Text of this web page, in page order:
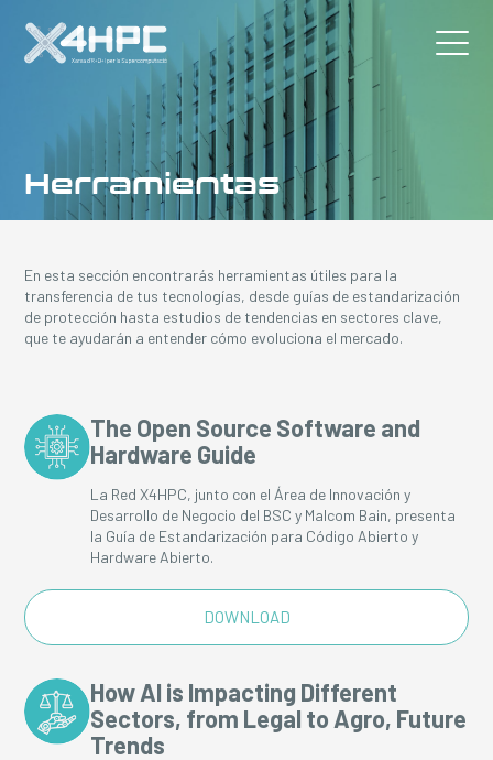
Herramientas
En esta sección encontrarás herramientas útiles para la
transferencia de tus tecnologías, desde guías de estandarización
de protección hasta estudios de tendencias en sectores clave,
que te ayudarán a entender cómo evoluciona el mercado.
The Open Source Software and
Hardware Guide
La Red X4HPC, junto con el Área de Innovación y
Desarrollo de Negocio del BSC y Malcom Bain, presenta
la Guía de Estandarización para Código Abierto y
Hardware Abierto.
DOWNLOAD
How AI is Impacting Different
Sectors, from Legal to Agro, Future
Trends